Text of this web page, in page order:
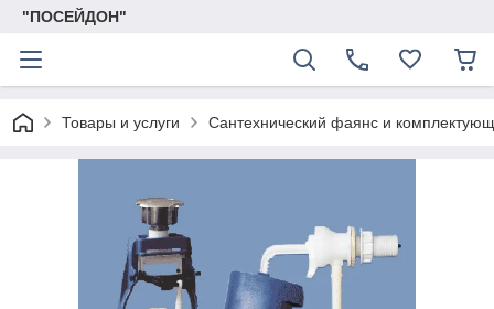
"ПОСЕЙДОН"
Товары и услуги Сантехнический фаянс и